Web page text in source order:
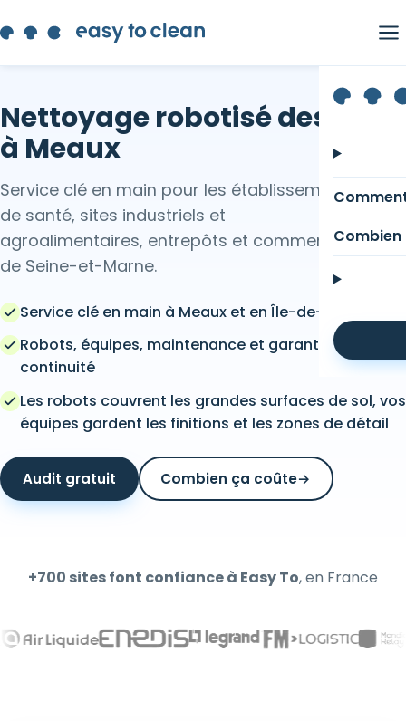
Nettoyage robotisé des sols
à Meaux
Service clé en main pour les établissements
de santé, sites industriels et
agroalimentaires, entrepôts et commerces
de Seine-et-Marne.
Service clé en main à Meaux et en Île-de-France
Robots, équipes, maintenance et garantie de
continuité
Les robots couvrent les grandes surfaces de sol, vos
équipes gardent les finitions et les zones de détail
Audit gratuit Combien ça coûte→
+700 sites font confiance à Easy To, en France